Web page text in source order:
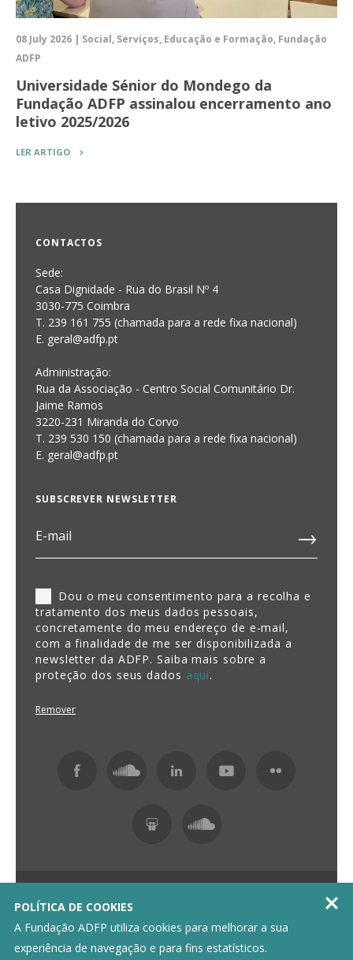
POLÍTICA DE COOKIES
A Fundação ADFP utiliza cookies para melhorar a sua
experiência de navegação e para fins estatísticos.

08 July 2026 | Social, Serviços, Educação e Formação, Fundação
ADFP
Universidade Sénior do Mondego da
Fundação ADFP assinalou encerramento ano
letivo 2025/2026
LER ARTIGO
CONTACTOS
Sede:
Casa Dignidade - Rua do Brasil Nº 4
3030-775 Coimbra
T. 239 161 755 (chamada para a rede fixa nacional)
E. geral@adfp.pt
Administração:
Rua da Associação - Centro Social Comunitário Dr.
Jaime Ramos
3220-231 Miranda do Corvo
T. 239 530 150 (chamada para a rede fixa nacional)
E. geral@adfp.pt
SUBSCREVER NEWSLETTER
Dou o meu consentimento para a recolha e
tratamento dos meus dados pessoais,
concretamente do meu endereço de e-mail,
com a finalidade de me ser disponibilizada a
newsletter da ADFP. Saiba mais sobre a
proteção dos seus dados aqui.
Remover
Política de Privacidade